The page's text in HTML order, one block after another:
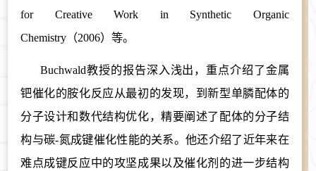
for Creative Work in Synthetic Organic
Chemistry（2006）等。
Buchwald教授的报告深入浅出，重点介绍了金属
钯催化的胺化反应从最初的发现，到新型单膦配体的
分子设计和数代结构优化，精要阐述了配体的分子结
构与碳-氮成键催化性能的关系。他还介绍了近年来在
难点成键反应中的攻坚成果以及催化剂的进一步结构